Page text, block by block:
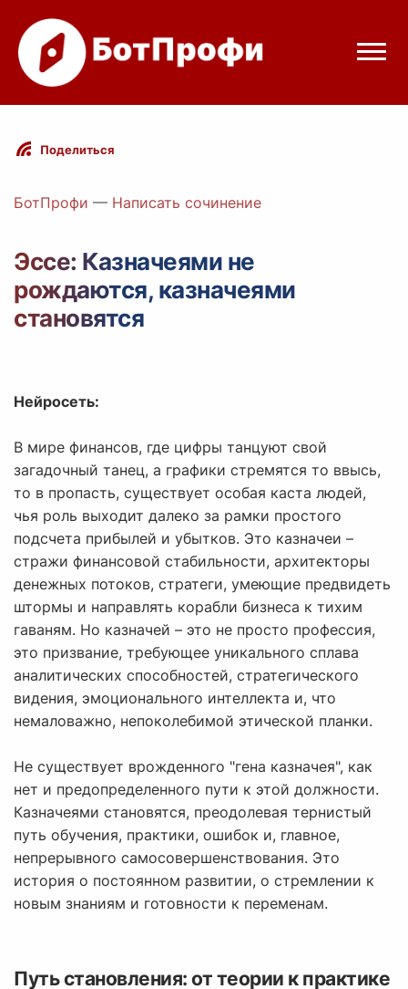
Режимы бота
Цены
Вход с Telegram
Поделиться
БотПрофи — Написать сочинение
Эссе: Казначеями не
рождаются, казначеями
становятся
Нейросеть:
В мире финансов, где цифры танцуют свой
загадочный танец, а графики стремятся то ввысь,
то в пропасть, существует особая каста людей,
чья роль выходит далеко за рамки простого
подсчета прибылей и убытков. Это казначеи –
стражи финансовой стабильности, архитекторы
денежных потоков, стратеги, умеющие предвидеть
штормы и направлять корабли бизнеса к тихим
гаваням. Но казначей – это не просто профессия,
это призвание, требующее уникального сплава
аналитических способностей, стратегического
видения, эмоционального интеллекта и, что
немаловажно, непоколебимой этической планки.
Не существует врожденного "гена казначея", как
нет и предопределенного пути к этой должности.
Казначеями становятся, преодолевая тернистый
путь обучения, практики, ошибок и, главное,
непрерывного самосовершенствования. Это
история о постоянном развитии, о стремлении к
новым знаниям и готовности к переменам.
Путь становления: от теории к практике